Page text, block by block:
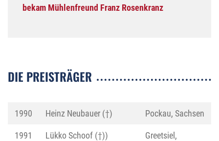
bekam Mühlenfreund Franz Rosenkranz
DIE PREISTRÄGER
1990 Heinz Neubauer (†) Pockau, Sachsen
1991 Lükko Schoof (†))
Greetsiel,